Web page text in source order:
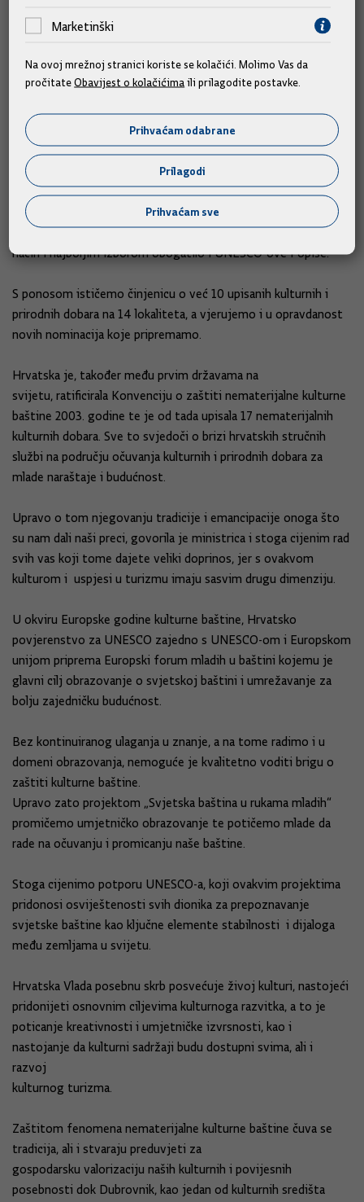
poslijeratne obnove, uključujući i u Dubrovniku, razumijemo
predložili i bili prvi koji su dali, kao što je spomenuo
direktorEloundou, financijsku potporu Fondu za obnovu
uništene baštine Malija, a najavio bih i hrvatsku potporu
UNESCO-ovim velikim naporima u obnovi
Slijedeći temeljne postavke Konvencije, Ministarstvo kulture
nastavilo je biti marljivim čuvarom i promicateljem vrijednosti
svih kulturnih dobara u našoj domovini.
kontekstu,ulažemo posebne napore kako bisena najbolji
način i najboljim izborom obogatilo i UNESCO-ove Popise.
S ponosom ističemo činjenicu o već 10 upisanih kulturnih i
prirodnih dobara na 14 lokaliteta, a vjerujemo i u opravdanost
novih nominacija koje pripremamo.
Hrvatska je, također među prvim državama na
svijetu, ratificirala Konvenciju o zaštiti nematerijalne kulturne
baštine 2003. godine te je od tada upisala 17 nematerijalnih
kulturnih dobara. Sve to svjedoči o brizi hrvatskih stručnih
službi na području očuvanja kulturnih i prirodnih dobara za
mlade naraštaje i budućnost.
Upravo o tom njegovanju tradicije i emancipacije onoga što
su nam dali naši preci, govorila je ministrica i stoga cijenim rad
svih vas koji tome dajete veliki doprinos, jer s ovakvom
kulturom i uspjesi u turizmu imaju sasvim drugu dimenziju.
U okviru Europske godine kulturne baštine, Hrvatsko
povjerenstvo za UNESCO zajedno s UNESCO-om i Europskom
unijom priprema Europski forum mladih u baštini kojemu je
glavni cilj obrazovanje o svjetskoj baštini i umrežavanje za
bolju zajedničku budućnost.
Bez kontinuiranog ulaganja u znanje, a na tome radimo i u
domeni obrazovanja, nemoguće je kvalitetno voditi brigu o
zaštiti kulturne baštine.
Upravo zato projektom „Svjetska baština u rukama mladih“
promičemo umjetničko obrazovanje te potičemo mlade da
rade na očuvanju i promicanju naše baštine.
Stoga cijenimo potporu UNESCO-a, koji ovakvim projektima
pridonosi osviještenosti svih dionika za prepoznavanje
svjetske baštine kao ključne elemente stabilnosti i dijaloga
među zemljama u svijetu.
Hrvatska Vlada posebnu skrb posvećuje živoj kulturi, nastojeći
pridonijeti osnovnim ciljevima kulturnoga razvitka, a to je
poticanje kreativnosti i umjetničke izvrsnosti, kao i
nastojanje da kulturni sadržaji budu dostupni svima, ali i
razvoj
kulturnog turizma.
Zaštitom fenomena nematerijalne kulturne baštine čuva se
tradicija, ali i stvaraju preduvjeti za
gospodarsku valorizaciju naših kulturnih i povijesnih
posebnosti dok Dubrovnik, kao jedan od kulturnih središta
Marketinški
Na ovoj mrežnoj stranici koriste se kolačići. Molimo Vas da
pročitateObavijest o kolačićimaili prilagodite postavke.
Prihvaćam odabrane
Prilagodi
Prihvaćam sve